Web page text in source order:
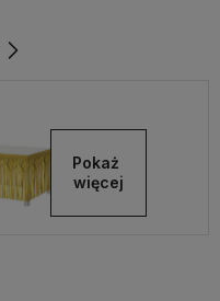
Pokaż
więcej